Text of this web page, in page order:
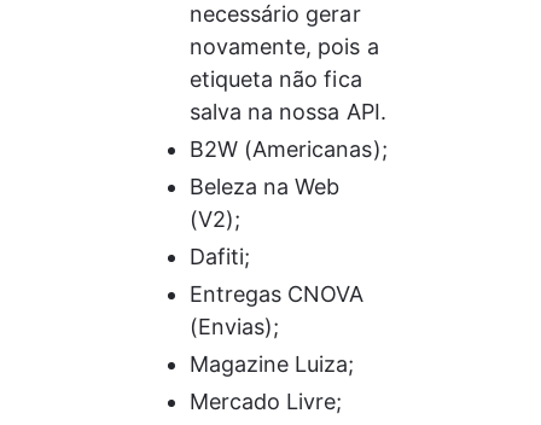
necessário gerar
novamente, pois a
etiqueta não fica
salva na nossa API.
B2W (Americanas);
Beleza na Web
(V2);
Dafiti;
Entregas CNOVA
(Envias);
Magazine Luiza;
Mercado Livre;